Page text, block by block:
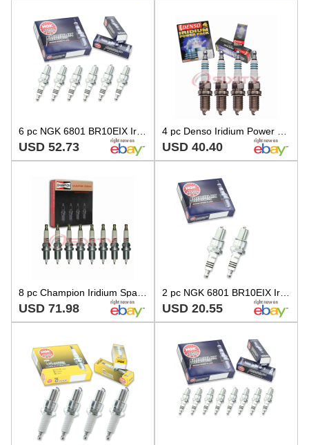
6 pc NGK 6801 BR10EIX Iridium IX Spark Plugs for W34EPT W34EN W34E-ZU W32EPT ct
USD 52.73 USD 40.40
USD 71.98 USD 20.55